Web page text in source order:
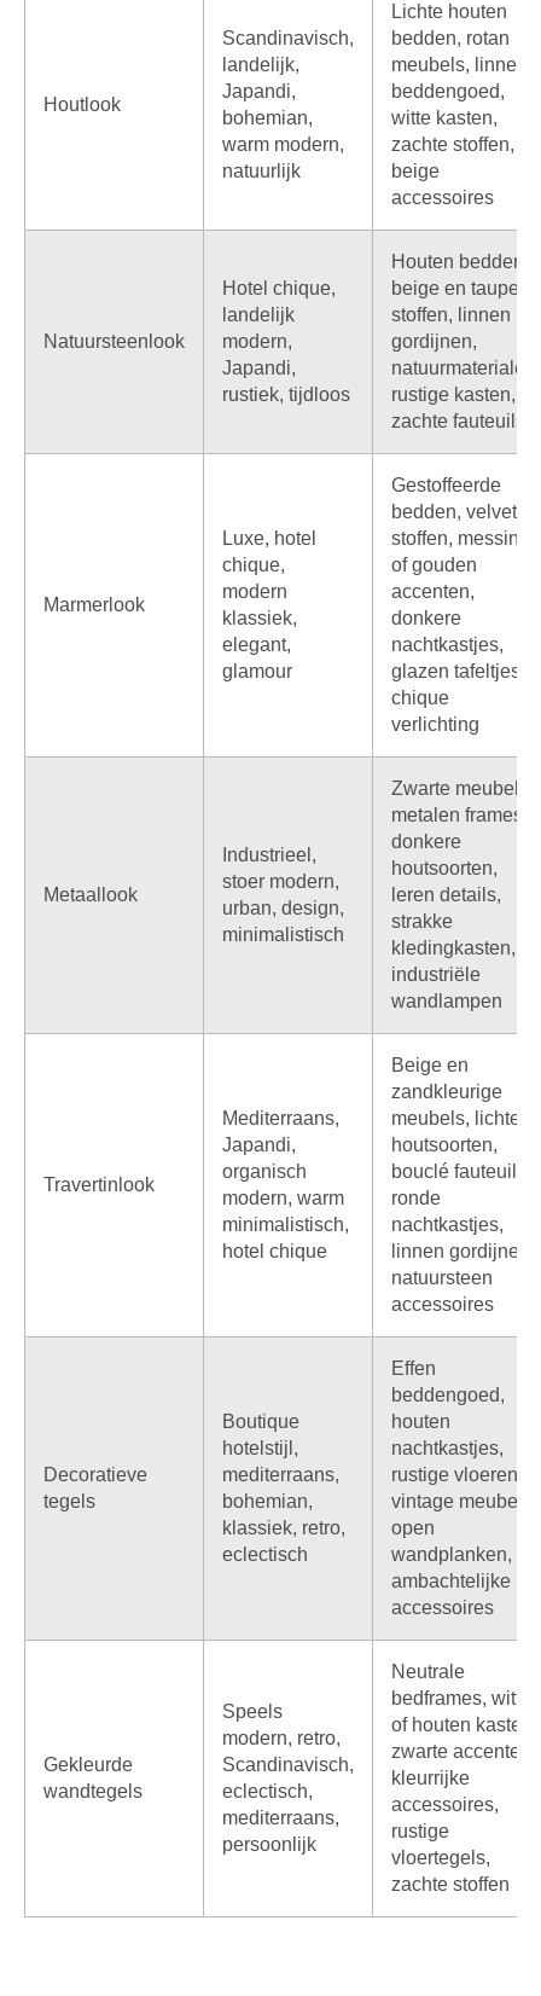
Houtlook
Scandinavisch,
landelijk,
Japandi,
bohemian,
warm modern,
natuurlijk
Lichte houten
bedden, rotan
meubels, linnen
beddengoed,
witte kasten,
zachte stoffen,
beige
accessoires
Natuursteenlook
Hotel chique,
landelijk
modern,
Japandi,
rustiek, tijdloos
Houten bedden,
beige en taupe
stoffen, linnen
gordijnen,
natuurmaterialen,
rustige kasten,
zachte fauteuils
Marmerlook
Luxe, hotel
chique,
modern
klassiek,
elegant,
glamour
Gestoffeerde
bedden, velvet
stoffen, messing
of gouden
accenten,
donkere
nachtkastjes,
glazen tafeltjes,
chique
verlichting
Metaallook
Industrieel,
stoer modern,
urban, design,
minimalistisch
Zwarte meubels,
metalen frames,
donkere
houtsoorten,
leren details,
strakke
kledingkasten,
industriële
wandlampen
Travertinlook
Mediterraans,
Japandi,
organisch
modern, warm
minimalistisch,
hotel chique
Beige en
zandkleurige
meubels, lichte
houtsoorten,
bouclé fauteuils,
ronde
nachtkastjes,
linnen gordijnen,
natuursteen
accessoires
Decoratieve
tegels
Boutique
hotelstijl,
mediterraans,
bohemian,
klassiek, retro,
eclectisch
Effen
beddengoed,
houten
nachtkastjes,
rustige vloeren,
vintage meubels,
open
wandplanken,
ambachtelijke
accessoires
Gekleurde
wandtegels
Speels
modern, retro,
Scandinavisch,
eclectisch,
mediterraans,
persoonlijk
Neutrale
bedframes, witte
of houten kasten,
zwarte accenten,
kleurrijke
accessoires,
rustige
vloertegels,
zachte stoffen